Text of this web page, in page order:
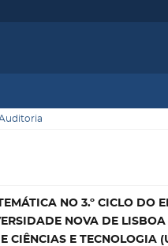
NO 3.º CICLO DO
NOVA DE LISBOA
CIÊNCIAS E TECNOLOGIA